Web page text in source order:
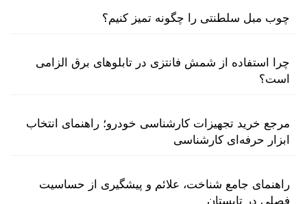
چوب مبل سلطنتی را چگونه تمیز کنیم؟
چرا استفاده از شمش فانتزی در تابلوهای برق الزامی
است؟
مرجع خرید تجهیزات کارشناسی خودرو؛ راهنمای انتخاب
ابزار حرفه‌ای کارشناسی
راهنمای جامع شناخت، علائم و پیشگیری از حساسیت
فصلی در تابستان